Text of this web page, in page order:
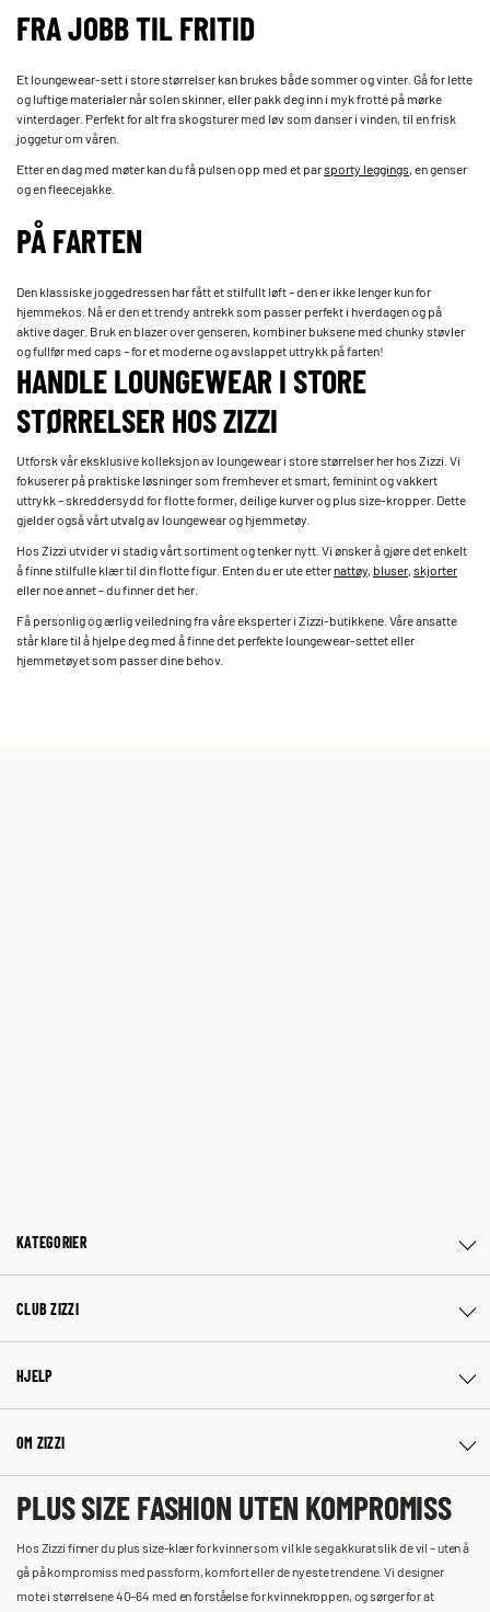
FRA JOBB TIL FRITID
Et loungewear-sett i store størrelser kan brukes både sommer og vinter. Gå for lette
og luftige materialer når solen skinner, eller pakk deg inn i myk frotté på mørke
vinterdager. Perfekt for alt fra skogsturer med løv som danser i vinden, til en frisk
joggetur om våren.
Etter en dag med møter kan du få pulsen opp med et parsporty leggings, en genser
og en fleecejakke.
PÅ FARTEN
Den klassiske joggedressen har fått et stilfullt løft – den er ikke lenger kun for
hjemmekos. Nå er den et trendy antrekk som passer perfekt i hverdagen og på
aktive dager. Bruk en blazer over genseren, kombiner buksene med chunky støvler
og fullfør med caps – for et moderne og avslappet uttrykk på farten!
HANDLE LOUNGEWEAR I STORE
STØRRELSER HOS ZIZZI
Utforsk vår eksklusive kolleksjon av loungewear i store størrelser her hos Zizzi. Vi
fokuserer på praktiske løsninger som fremhever et smart, feminint og vakkert
uttrykk – skreddersydd for flotte former, deilige kurver og plus size-kropper. Dette
gjelder også vårt utvalg av loungewear og hjemmetøy.
Hos Zizzi utvider vi stadig vårt sortiment og tenker nytt. Vi ønsker å gjøre det enkelt
å finne stilfulle klær til din flotte figur. Enten du er ute etternattøy, bluser,skjorter
eller noe annet – du finner det her.
Få personlig og ærlig veiledning fra våre eksperter i Zizzi-butikkene. Våre ansatte
står klare til å hjelpe deg med å finne det perfekte loungewear-settet eller
hjemmetøyet som passer dine behov.
KATEGORIER
CLUB ZIZZI
HJELP
OM ZIZZI
PLUS SIZE FASHION UTEN KOMPROMISS
Hos Zizzi finner du plus size-klær for kvinner som vil kle seg akkurat slik de vil – uten å
gå på kompromiss med passform, komfort eller de nyeste trendene. Vi designer
mote i størrelsene 40–64 med en forståelse for kvinnekroppen, og sørger for at